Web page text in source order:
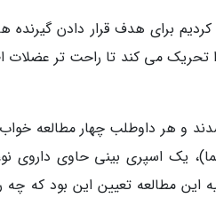
برای هدف قرار دادن
می کند تا راحت تر عضلات
شرکت داده شدند و هر داوطلب چهار
یک اسپری بینی حاوی داروی
این مطالعه تعیین این بود که چه